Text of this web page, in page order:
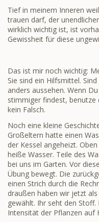
Tief in meinem Inneren
trauen darf, der
wirklich wichtig ist, ist
Gewissheit für diese
Das ist mir noch wichtig:
Sie sind ein Hilfsmittel.
anders aussehen. Wenn
stimmiger findest, benutze
kein Falsch.
Noch eine kleine
Großeltern hatte einen
der Kessel angeheizt.
heiße Wasser. Teile des
bei uns im Garten. Vor
Übung bewegt. Die
einen Strich durch die
draußen haben wir jetzt
gewählt. Ihr seht den
Intensität der Pflanzen auf